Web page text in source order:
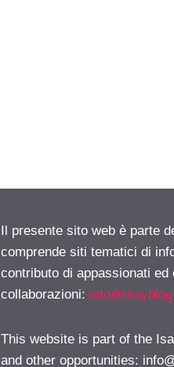
Il presente sito web è parte
comprende siti tematici di
contributo di appassionati
collaborazioni:
This website is part of the
and other opportunities: